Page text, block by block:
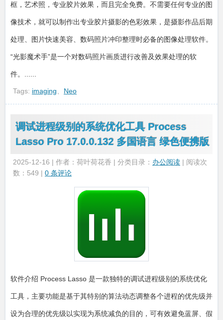
框，艺术照，专业胶片效果，而且完全免费。不需要任何专业的图
像技术，就可以制作出专业胶片摄影的色彩效果，是摄影作品后期
处理、图片快速美容、数码照片冲印整理时必备的图像处理软件。
“光影魔术手”是一个对数码照片画质进行改善及效果处理的软
件。......
Tags: imaging Neo
调试进程级别的系统优化工具 Process
Lasso Pro 17.0.0.132 多国语言 绿色便携版
2025-12-16 | 作者：荷叶荷花香 | 分类目录： 办公阅读 | 阅读次
数：549 | 0 条评论
软件介绍 Process Lasso 是一款独特的调试进程级别的系统优化
工具，主要功能是基于其特别的算法动态调整各个进程的优先级并
设为合理的优先级以实现为系统减负的目的，可有效避免蓝屏、假